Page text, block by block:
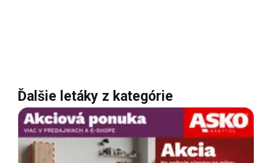
Ďalšie letáky z kategórie